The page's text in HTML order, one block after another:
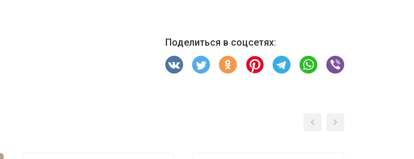
Поделиться в соцсетях: